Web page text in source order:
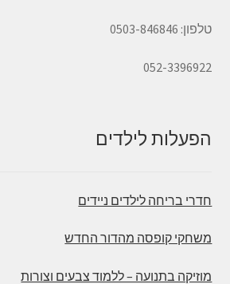
טלפון: 0503-846846
052-3396922
הפעלות לילדים
חדרי בריחה לילדים ניידים
משחקי קופסה מהדור החדש
מוזיקה בתנועה – ללמוד צבעים וצורות